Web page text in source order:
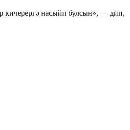
кичерергә насыйп булсын», — дип,